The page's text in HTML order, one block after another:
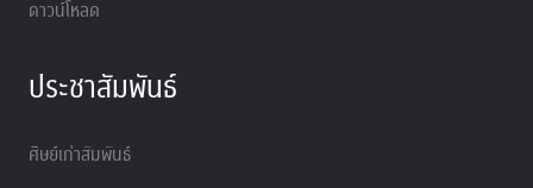
ดาวน์โหลด
ประชาสัมพันธ์
ศิษย์เก่าสัมพันธ์